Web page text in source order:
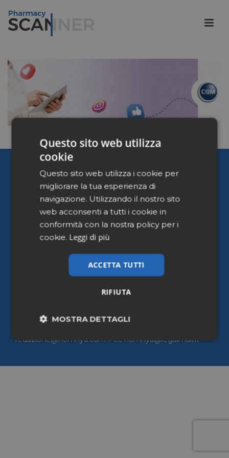
Pharmacy Scanner
Chi siamo
Contattaci
Privacy Policy
Cookie policy
Stelletta, 23 – 00186 Roma Sede operativa: Via Luigi
Tel +39 06 45209 715 Email
redazione@homnya.com Pec homnya@legalmail.it
Questo sito web utilizza
cookie
Questo sito web utilizza i cookie per
migliorare la tua esperienza di
navigazione. Utilizzando il nostro sito
web acconsenti a tutti i cookie in
conformità con la nostra policy per i
cookie. Leggi di più
ACCETTA TUTTI
RIFIUTA
MOSTRA DETTAGLI
Necessari Marketing